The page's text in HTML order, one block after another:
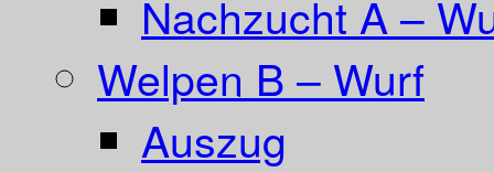
Nachzucht A –
Welpen B – Wurf
Auszug